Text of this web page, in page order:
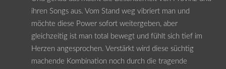
ihren Songs aus. Vom Stand weg vibriert man und
möchte diese Power sofort weitergeben, aber
gleichzeitig ist man total bewegt und fühlt sich tief im
Herzen angesprochen. Verstärkt wird diese süchtig
machende Kombination noch durch die tragende